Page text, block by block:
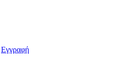
Εγγραφή